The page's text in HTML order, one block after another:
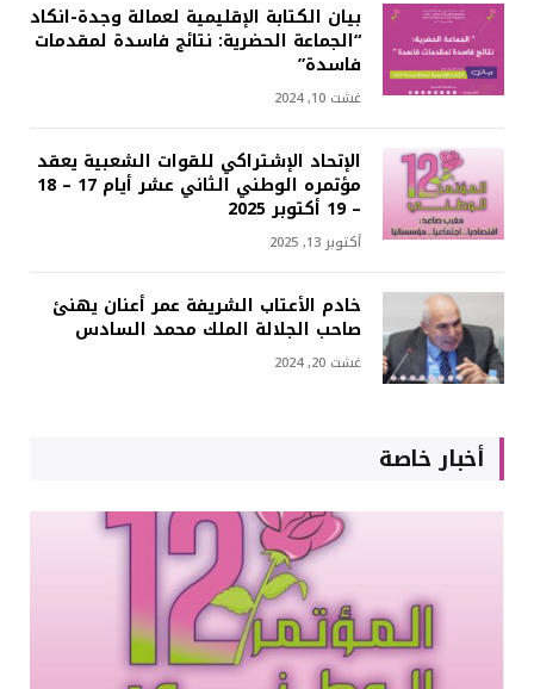
بيان الكتابة الإقليمية لعمالة وجدة-انكاد
“الجماعة الحضرية: نتائج فاسدة لمقدمات
فاسدة”
غشت 10, 2024
الإتحاد الإشتراكي للقوات الشعبية يعقد
مؤتمره الوطني الثاني عشر أيام 17 – 18
– 19 أكتوبر 2025
أكتوبر 13, 2025
خادم الأعتاب الشريفة عمر أعنان يهنئ
صاحب الجلالة الملك محمد السادس
غشت 20, 2024
أخبار خاصة